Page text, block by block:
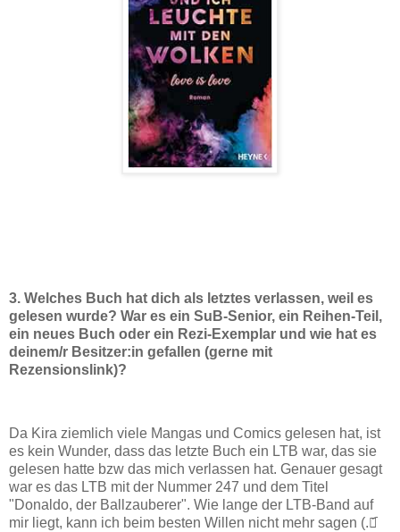
3. Welches Buch hat dich als letztes verlassen, weil es
gelesen wurde? War es ein SuB-Senior, ein Reihen-Teil,
ein neues Buch oder ein Rezi-Exemplar und wie hat es
deinem/r Besitzer:in gefallen (gerne mit
Rezensionslink)?
Da Kira ziemlich viele Mangas und Comics gelesen hat, ist
es kein Wunder, dass das letzte Buch ein LTB war, das sie
gelesen hatte bzw das mich verlassen hat. Genauer gesagt
war es das LTB mit der Nummer 247 und dem Titel
"Donaldo, der Ballzauberer". Wie lange der LTB-Band auf
mir liegt, kann ich beim besten Willen nicht mehr sagen (.﹒︠